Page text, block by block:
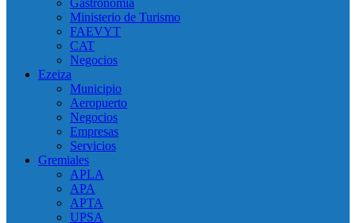
Gastronomía
Ministerio de Turismo
FAEVYT
CAT
Negocios
Ezeiza
Municipio
Aeropuerto
Negocios
Empresas
Servicios
Gremiales
APLA
APA
APTA
UPSA